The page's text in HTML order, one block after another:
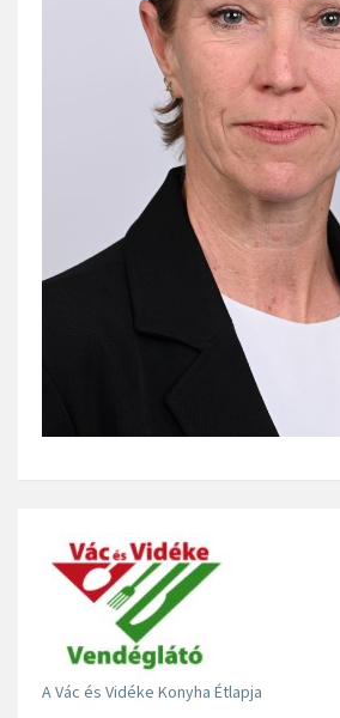
A Vác és Vidéke Konyha Étlapja